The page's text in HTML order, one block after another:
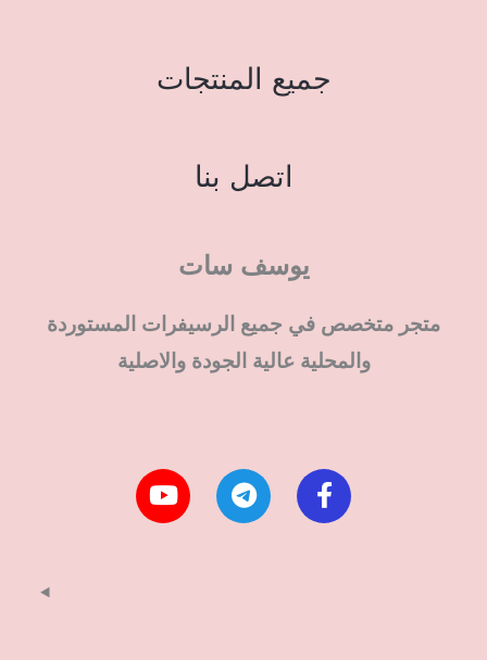
جميع المنتجات
اتصل بنا
يوسف سات
متجر متخصص في جميع الرسيفرات المستوردة
والمحلية عالية الجودة والاصلية